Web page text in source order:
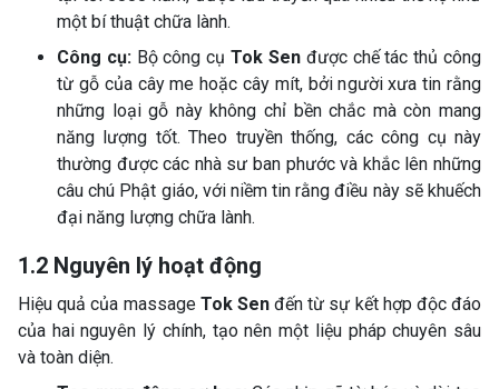
một bí thuật chữa lành.
Công cụ:Bộ công cụTok Senđược chế tác thủ công
từ gỗ của cây me hoặc cây mít, bởi người xưa tin rằng
những loại gỗ này không chỉ bền chắc mà còn mang
năng lượng tốt. Theo truyền thống, các công cụ này
thường được các nhà sư ban phước và khắc lên những
câu chú Phật giáo, với niềm tin rằng điều này sẽ khuếch
đại năng lượng chữa lành.
1.2 Nguyên lý hoạt động
Hiệu quả của massage Tok Senđến từ sự kết hợp độc đáo
của hai nguyên lý chính, tạo nên một liệu pháp chuyên sâu
và toàn diện.